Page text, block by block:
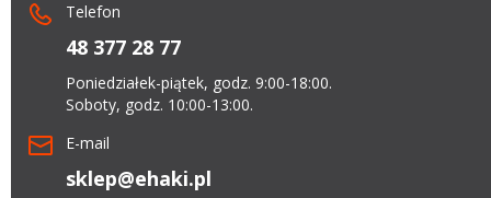
Telefon
48 377 28 77
Poniedziałek-piątek, godz. 9:00-18:00.
Soboty, godz. 10:00-13:00.
E-mail
sklep@ehaki.pl